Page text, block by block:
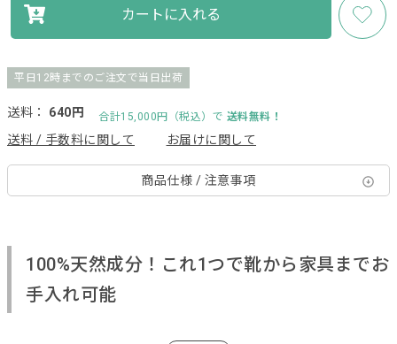
カートに入れる
平日12時までのご注文で当日出荷
送料： 640円 合計15,000円（税込）で 送料無料！
送料 / 手数料に関して お届けに関して
商品仕様 / 注意事項
100%天然成分！これ1つで靴から家具までお
手入れ可能